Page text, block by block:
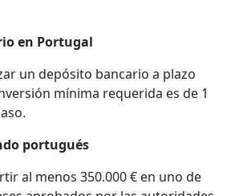
en Portugal
un depósito bancario a plazo
mínima requerida es de 1
portugués
al menos 350.000 € en uno de